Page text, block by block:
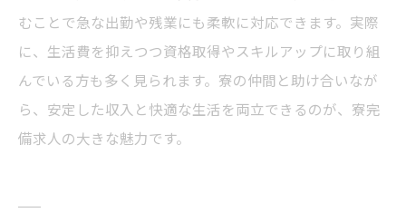
むことで急な出勤や残業にも柔軟に対応できます。実際
に、生活費を抑えつつ資格取得やスキルアップに取り組
んでいる方も多く見られます。寮の仲間と助け合いなが
ら、安定した収入と快適な生活を両立できるのが、寮完
備求人の大きな魅力です。